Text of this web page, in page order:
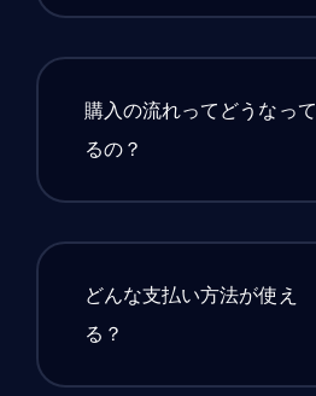
購入の流れってどうなって
るの？
どんな支払い方法が使え
る？